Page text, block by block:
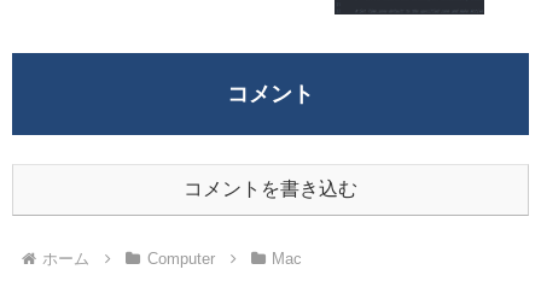
コメント
コメントを書き込む
ホーム Computer Mac